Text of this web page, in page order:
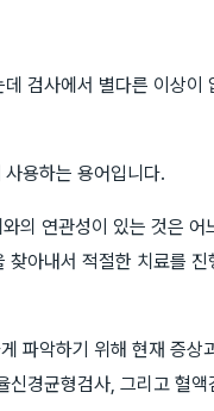
검사에서 별다른 이상이
용하는 용어입니다.
의 연관성이 있는 것은 어
아내서 적절한 치료를
파악하기 위해 현재 증상
경균형검사, 그리고 혈